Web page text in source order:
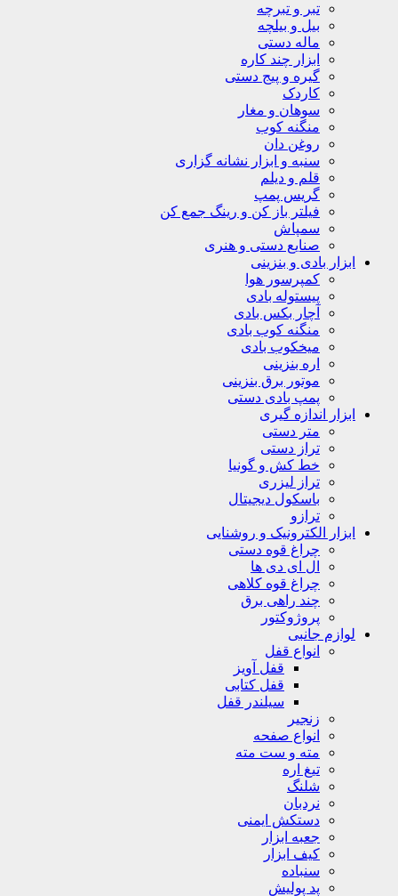
تبر و تبرچه
بیل و بیلچه
ماله دستی
ابزار چند کاره
گیره و پیج دستی
کاردک
سوهان و مغار
منگنه کوب
روغن دان
سنبه و ابزار نشانه گزاری
قلم و دیلم
گریس پمپ
فیلتر باز کن و رینگ جمع کن
سمپاش
صنایع دستی و هنری
ابزار بادی و بنزینی
کمپرسور هوا
پیستوله بادی
آچار بکس بادی
منگنه کوب بادی
میخکوب بادی
اره بنزینی
موتور برق بنزینی
پمپ بادی دستی
ابزار اندازه گیری
متر دستی
تراز دستی
خط کش و گونیا
تراز لیزری
باسکول دیجیتال
ترازو
ابزار الکترونیک و روشنایی
چراغ قوه دستی
ال ای دی ها
چراغ قوه کلاهی
چند راهی برق
پروژوکتور
لوازم جانبی
انواع قفل
قفل آویز
قفل کتابی
سیلندر قفل
زنجیر
انواع صفحه
مته و ست مته
تیغ اره
شلنگ
نردبان
دستکش ایمنی
جعبه ابزار
کیف ابزار
سنباده
پد پولیش